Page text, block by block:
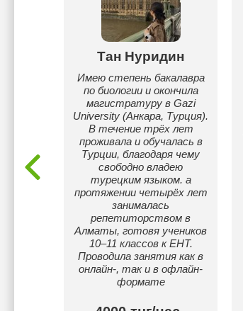
Тан Нуридин
Имею степень бакалавра
по биологии и окончила
магистратуру в Gazi
University (Анкара, Турция).
В течение трёх лет
проживала и обучалась в
Турции, благодаря чему
свободно владею
турецким языком. а
протяжении четырёх лет
занималась
репетиторством в
Алматы, готовя учеников
10–11 классов к ЕНТ.
Проводила занятия как в
онлайн-, так и в офлайн-
формате